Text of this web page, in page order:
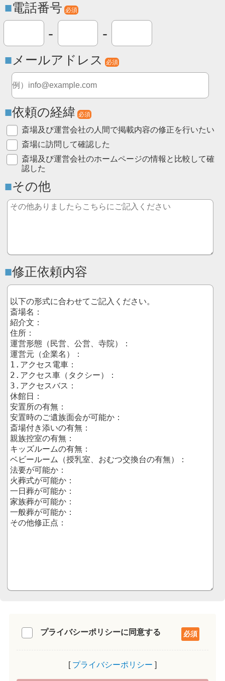
電話番号 必須
- -
メールアドレス 必須
依頼の経緯 必須
斎場及び運営会社の人間で掲載内容の修正を行いたい
斎場に訪問して確認した
斎場及び運営会社のホームページの情報と比較して確
認した
その他
修正依頼内容
プライバシーポリシーに同意する
プライバシーポリシー